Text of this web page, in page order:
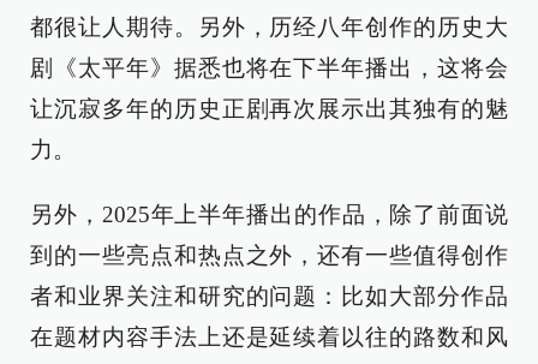
都很让人期待。另外，历经八年创作的历史大
剧《太平年》据悉也将在下半年播出，这将会
让沉寂多年的历史正剧再次展示出其独有的魅
力。
另外，2025年上半年播出的作品，除了前面说
到的一些亮点和热点之外，还有一些值得创作
者和业界关注和研究的问题：比如大部分作品
在题材内容手法上还是延续着以往的路数和风